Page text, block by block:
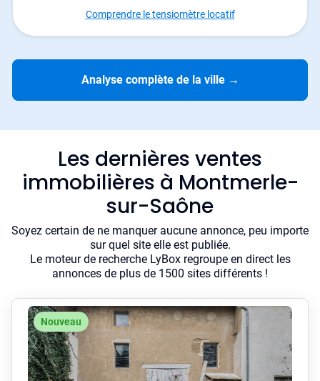
Comprendre le tensiomètre locatif
Analyse complète de la ville →
Les dernières ventes
immobilières à Montmerle-
sur-Saône
Soyez certain de ne manquer aucune annonce, peu importe
sur quel site elle est publiée.
Le moteur de recherche LyBox regroupe en direct les
annonces de plus de 1500 sites différents !
Nouveau